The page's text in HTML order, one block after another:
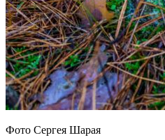
Фото Сергея Шарая